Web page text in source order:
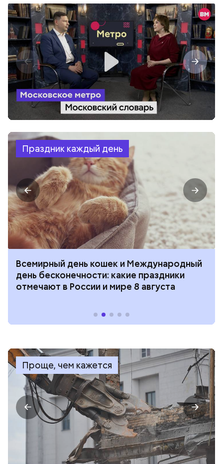
Праздник каждый день
Всемирный день кошек и Международный
день бесконечности: какие праздники
отмечают в России и мире 8 августа
Проще, чем кажется